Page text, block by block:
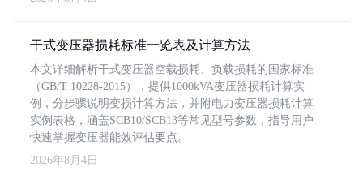
干式变压器损耗标准一览表及计算方法
本文详细解析干式变压器空载损耗、负载损耗的国家标准
（GB/T 10228-2015），提供1000kVA变压器损耗计算实
例，分步骤说明变损计算方法，并附电力变压器损耗计算
实例表格，涵盖SCB10/SCB13等常见型号参数，指导用户
快速掌握变压器能效评估要点。
2026年8月4日